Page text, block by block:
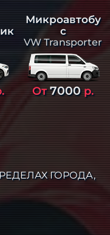
Микроавтобу
с
VW Transporter
От7000р.
ГОРОДА,